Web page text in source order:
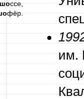
ссе,
фёр.
им.